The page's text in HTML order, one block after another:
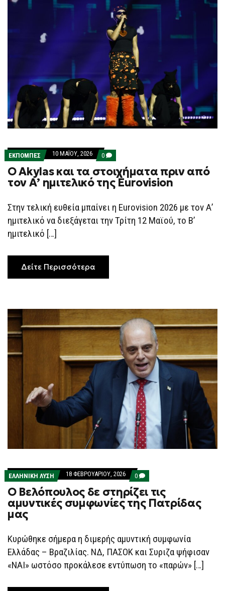
ΕΚΠΟΜΠΕΣ 10 ΜΑΪ́ΟΥ, 2026 0 COMMENTS
ON
O
AKYLAS
ΚΑΙ
ΠΡΙΝ
ΑΠΌ
ΤΟΝ
O Akylas και τα στοιχήματα πριν από
τον Α’ ημιτελικό της Eurovision
Στην τελική ευθεία μπαίνει η Eurovision 2026 με τον Α’
ημιτελικό να διεξάγεται την Τρίτη 12 Μαϊού, το Β’
ημιτελικό […]
Δείτε Περισσότερα
ΕΛΛΗΝΙΚΗ ΛΥΣΗ 18 ΦΕΒΡΟΥΑΡΊΟΥ, 2026 0 COMMENTS
ON
Ο
ΒΕΛΌΠΟΥΛΟΣ
ΔΕ
ΣΥΜΦΩΝΊΕΣ
ΤΗΣ
ΠΑΤΡΊΔΑΣ
Ο Βελόπουλος δε στηρίζει τις
αμυντικές συμφωνίες της Πατρίδας
μας
Κυρώθηκε σήμερα η διμερής αμυντική συμφωνία
Ελλάδας – Βραζιλίας. ΝΔ, ΠΑΣΟΚ και Συριζα ψήφισαν
«ΝΑΙ» ωστόσο προκάλεσε εντύπωση το «παρών» […]